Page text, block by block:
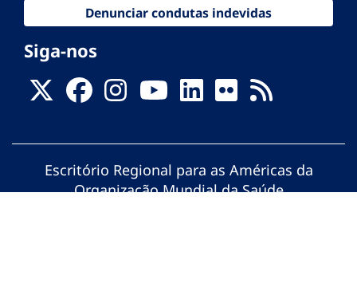
Denunciar condutas indevidas
Siga-nos
Escritório Regional para as Américas da
Organização Mundial da Saúde